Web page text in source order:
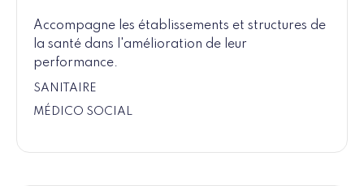
Accompagne les établissements et structures de
la santé dans l'amélioration de leur
performance.
SANITAIRE
MÉDICO SOCIAL